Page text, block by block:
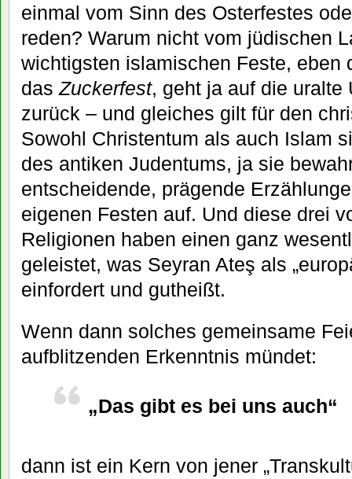
einmal vom Sinn des Osterfestes
reden? Warum nicht vom jüdischen
wichtigsten islamischen Feste, eben
dasZuckerfest, geht ja auf die uralte
zurück – und gleiches gilt für den
Sowohl Christentum als auch Islam
des antiken Judentums, ja sie
entscheidende, prägende
eigenen Festen auf. Und diese drei
Religionen haben einen ganz
geleistet, was Seyran Ateş als
einfordert und gutheißt.
Wenn dann solches gemeinsame
aufblitzenden Erkenntnis mündet:
„Das gibt es bei uns auch“
dann ist ein Kern von jener